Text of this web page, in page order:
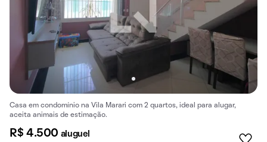
Casa em condomínio na Vila Marari com 2 quartos, ideal para alugar,
aceita animais de estimação.
R$ 4.500 aluguel